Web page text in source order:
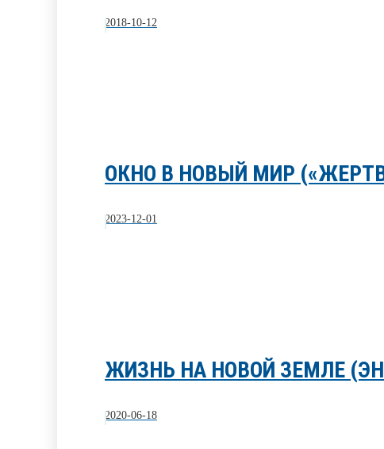
2018-10-12
ОКНО В НОВЫЙ МИР
2023-12-01
ЖИЗНЬ НА НОВОЙ ЗЕМЛЕ
2020-06-18